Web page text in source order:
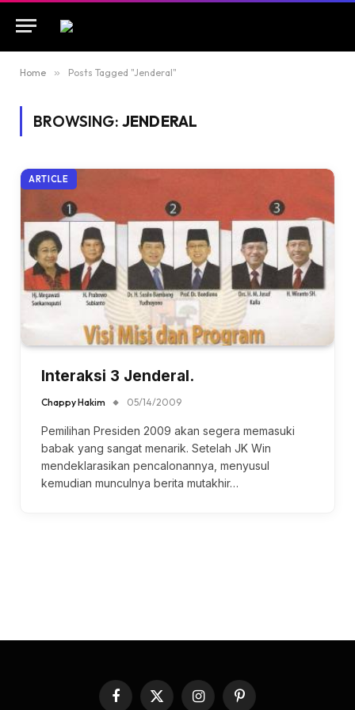
Home » Posts Tagged "Jenderal"
BROWSING: JENDERAL
ARTICLE
Interaksi 3 Jenderal.
Chappy Hakim 05/14/2009
Pemilihan Presiden 2009 akan segera memasuki
babak yang sangat menarik. Setelah JK Win
mendeklarasikan pencalonannya, menyusul
kemudian munculnya berita mutakhir…
Facebook
X InstagramPinterest